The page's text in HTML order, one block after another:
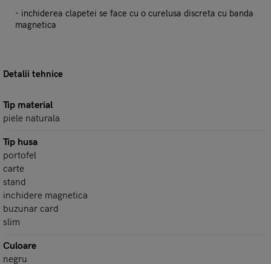
- inchiderea clapetei se face cu o curelusa discreta cu banda
magnetica
Detalii tehnice
Tip material
piele naturala
Tip husa
portofel
carte
stand
inchidere magnetica
buzunar card
slim
Culoare
negru